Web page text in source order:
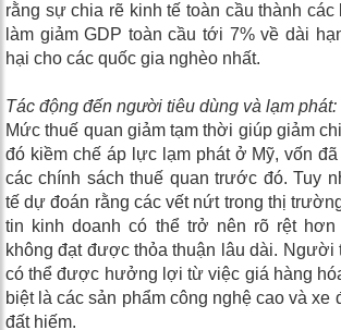
rằng sự chia rẽ kinh tế toàn cầu thành các
làm giảm GDP toàn cầu tới 7% về dài
hại cho các quốc gia nghèo nhất.
Tác động đến người tiêu dùng và lạm phát:
Mức thuế quan giảm tạm thời giúp giảm
đó kiềm chế áp lực lạm phát ở Mỹ, vốn
các chính sách thuế quan trước đó. Tuy
tế dự đoán rằng các vết nứt trong thị
tin kinh doanh có thể trở nên rõ rệt hơn
không đạt được thỏa thuận lâu dài. Người
có thể được hưởng lợi từ việc giá hàng
biệt là các sản phẩm công nghệ cao và xe
đất hiếm.